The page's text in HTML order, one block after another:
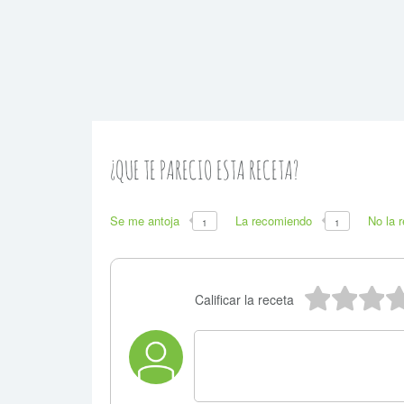
¿QUE TE PARECIO ESTA RECETA?
Se me antoja 1 La recomiendo 1 No la
Calificar la receta 4
5